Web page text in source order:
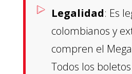
Legalidad: Es
colombianos y
compren el
Todos los